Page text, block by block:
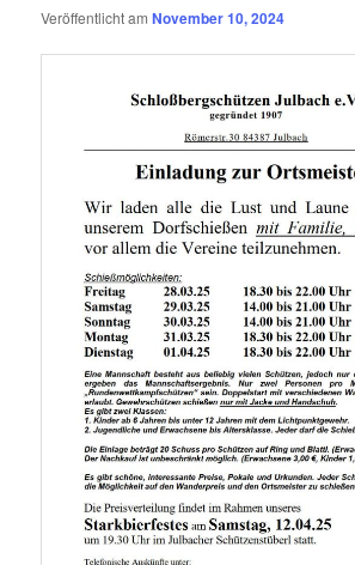
Veröffentlicht amNovember 10, 2024